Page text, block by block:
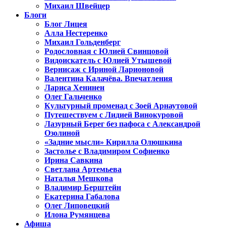
Михаил Швейцер
Блоги
Блог Лицея
Алла Нестеренко
Михаил Гольденберг
Родословная с Юлией Свинцовой
Видоискатель с Юлией Утышевой
Вернисаж с Ириной Ларионовой
Валентина Калачёва. Впечатления
Лариса Хенинен
Олег Гальченко
Культурный променад с Зоей Арнаутовой
Путешествуем с Лидией Винокуровой
Лазурный Берег без пафоса с Александрой
Озолиной
«Задние мысли» Кирилла Олюшкина
Застолье с Владимиром Софиенко
Ирина Савкина
Светлана Артемьева
Наталья Мешкова
Владимир Берштейн
Екатерина Габалова
Олег Липовецкий
Илона Румянцева
Афиша